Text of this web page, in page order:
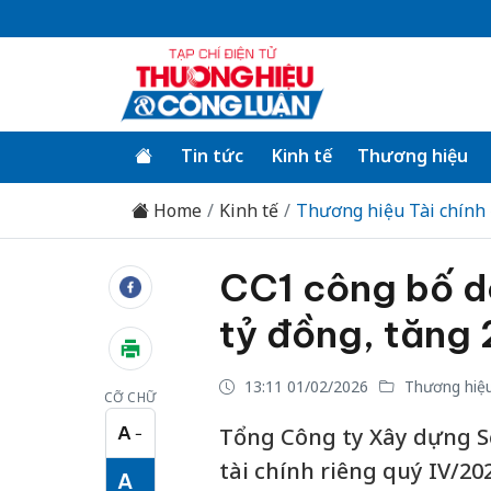
Tin tức Kinh tế Thương hiệu
Home Kinh tế Thương hiệu Tài chính
CỠ CHỮ
A −
Cỡ chữ nhỏ
A
CC1 công bố
tỷ đồng, tăng
13:11 01/02/2026 Thương
Tổng Công ty Xây dựng
tài chính riêng quý IV/